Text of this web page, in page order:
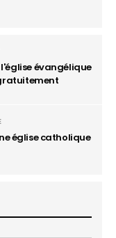
évangélique
église catholique